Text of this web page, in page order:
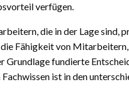
verfügen.
die in der Lage sind,
Fähigkeit von
Grundlage fundierte
ist in den